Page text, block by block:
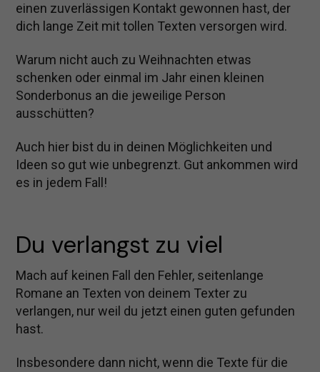
einen zuverlässigen Kontakt gewonnen hast, der
dich lange Zeit mit tollen Texten versorgen wird.
Warum nicht auch zu Weihnachten etwas
schenken oder einmal im Jahr einen kleinen
Sonderbonus an die jeweilige Person
ausschütten?
Auch hier bist du in deinen Möglichkeiten und
Ideen so gut wie unbegrenzt. Gut ankommen wird
es in jedem Fall!
Du verlangst zu viel
Mach auf keinen Fall den Fehler, seitenlange
Romane an Texten von deinem Texter zu
verlangen, nur weil du jetzt einen guten gefunden
hast.
Insbesondere dann nicht, wenn die Texte für die